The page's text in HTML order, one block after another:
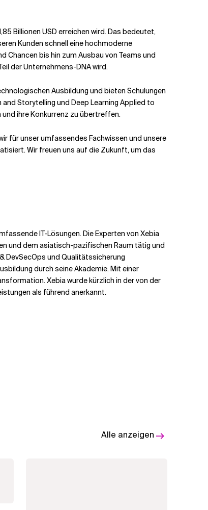
Billionen USD erreichen wird. Das bedeutet,
Kunden schnell eine hochmoderne
Chancen bis hin zum Ausbau von Teams und
der Unternehmens-DNA wird.
Ausbildung und bieten Schulungen
Storytelling und Deep Learning Applied to
und ihre Konkurrenz zu übertreffen.
für unser umfassendes Fachwissen und unsere
Wir freuen uns auf die Zukunft, um das
IT-Lösungen. Die Experten von Xebia
und dem asiatisch-pazifischen Raum tätig und
DevSecOps und Qualitätssicherung
durch seine Akademie. Mit einer
Xebia wurde kürzlich in der von der
als führend anerkannt.
Alle anzeigen